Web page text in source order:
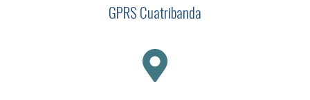
GPRS Cuatribanda
